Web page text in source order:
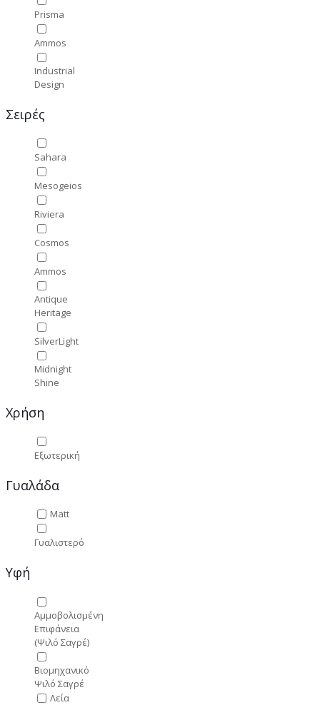
Prisma
Ammos
Industrial
Design
Σειρές
Sahara
Mesogeios
Riviera
Cosmos
Ammos
Antique
Heritage
SilverLight
Midnight
Shine
Χρήση
Εξωτερική
Γυαλάδα
Matt
Γυαλιστερό
Υφή
Αμμοβολισμένη
Επιφάνεια
(Ψιλό Σαγρέ)
Βιομηχανικό
Ψιλό Σαγρέ
Λεία